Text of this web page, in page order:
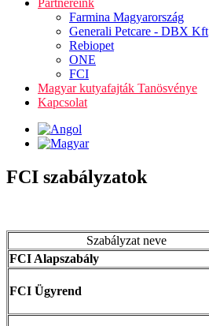
Partnereink
Farmina Magyarország
Generali Petcare - DBX Kft
Rebiopet
ONE
FCI
Magyar kutyafajták Tanösvénye
Kapcsolat
FCI szabályzatok
Szabályzat neve
FCI Alapszabály
FCI Ügyrend